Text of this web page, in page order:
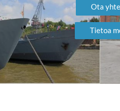
Ota
Tietoa